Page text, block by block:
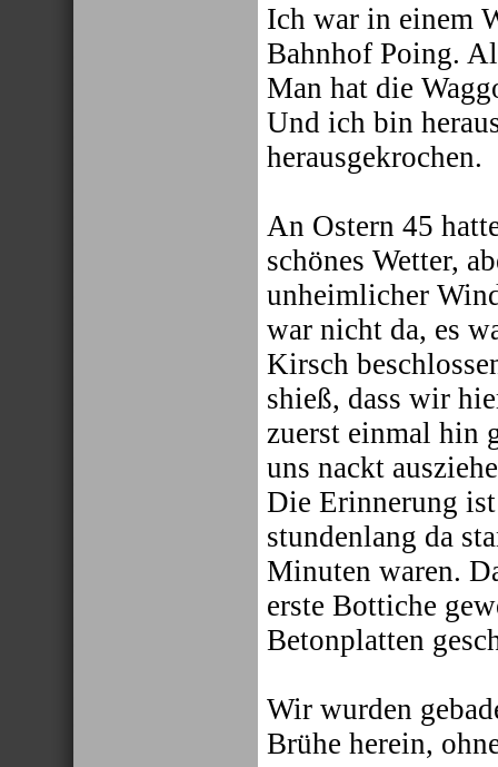
Ich war in einem
Bahnhof Poing.
Man hat die
Und ich bin
herausgekrochen.
An Ostern 45
schönes Wetter,
unheimlicher
war nicht da, es
Kirsch
shieß, dass wir
zuerst einmal hin
uns nackt
Die Erinnerung
stundenlang da
Minuten waren.
erste Bottiche
Betonplatten
Wir wurden
Brühe herein,